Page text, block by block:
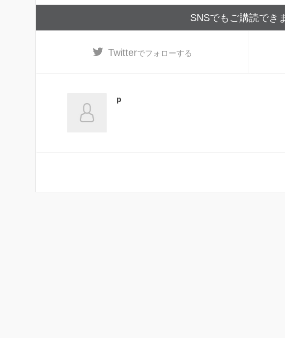
SNSでもご購読でき
Twitterでフォローする
p